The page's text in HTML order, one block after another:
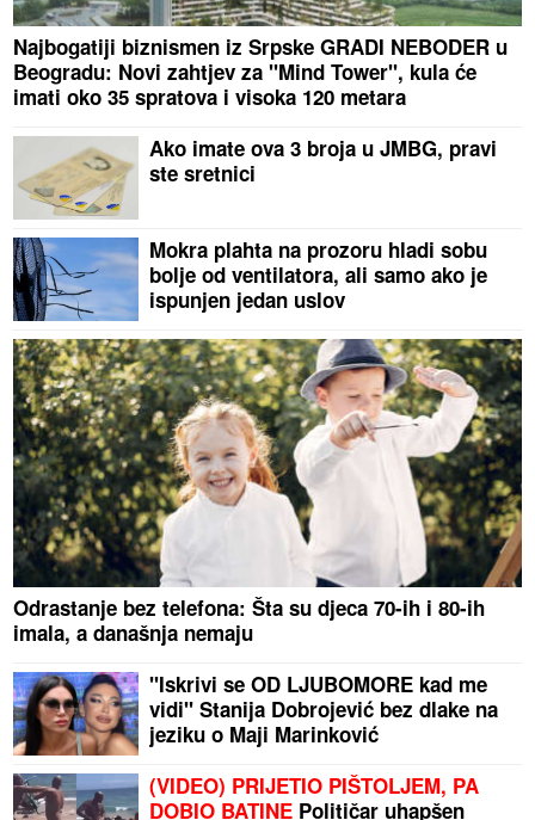
Najbogatiji biznismen iz Srpske GRADI NEBODER u
Beogradu: Novi zahtjev za "Mind Tower", kula će
imati oko 35 spratova i visoka 120 metara
Ako imate ova 3 broja u JMBG, pravi
ste sretnici
Mokra plahta na prozoru hladi sobu
bolje od ventilatora, ali samo ako je
ispunjen jedan uslov
Odrastanje bez telefona: Šta su djeca 70-ih i 80-ih
imala, a današnja nemaju
"Iskrivi se OD LJUBOMORE kad me
vidi" Stanija Dobrojević bez dlake na
jeziku o Maji Marinković
(VIDEO) PRIJETIO PIŠTOLJEM, PA
DOBIO BATINE Političar uhapšen